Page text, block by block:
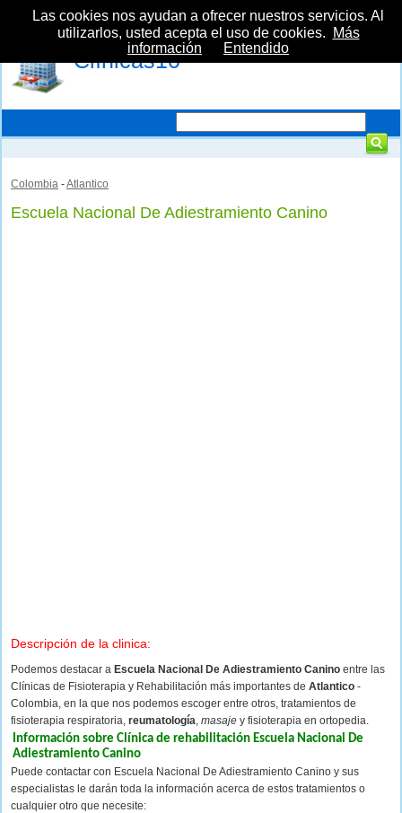
Clínicas10
Colombia -Atlantico
Escuela Nacional De Adiestramiento Canino
Descripción de la clinica:
Podemos destacar a Escuela Nacional De Adiestramiento Canino entre las
Clínicas de Fisioterapia y Rehabilitación más importantes de Atlantico -
Colombia, en la que nos podemos escoger entre otros, tratamientos de
fisioterapia respiratoria, reumatología, masaje y fisioterapia en ortopedia.
Información sobre Clínica de rehabilitación Escuela Nacional De
Adiestramiento Canino
Puede contactar con Escuela Nacional De Adiestramiento Canino y sus
especialistas le darán toda la información acerca de estos tratamientos o
cualquier otro que necesite:
Las cookies nos ayudan a ofrecer nuestros servicios. Al
utilizarlos, usted acepta el uso de cookies.
Más
información
Entendido